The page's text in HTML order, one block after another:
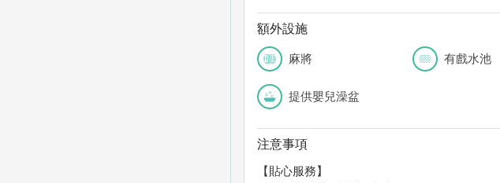
額外設施
麻將 有戲水池
提供嬰兒澡盆
注意事項
【貼心服務】